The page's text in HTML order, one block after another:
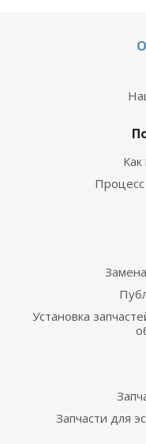
Установка
Запчасти для